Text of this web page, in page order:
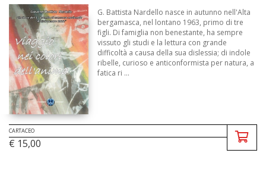
G. Battista Nardello nasce in autunno nell'Alta
bergamasca, nel lontano 1963, primo di tre
figli. Di famiglia non benestante, ha sempre
vissuto gli studi e la lettura con grande
difficoltà a causa della sua dislessia; di indole
ribelle, curioso e anticonformista per natura, a
fatica ri ...
CARTACEO
€ 15,00